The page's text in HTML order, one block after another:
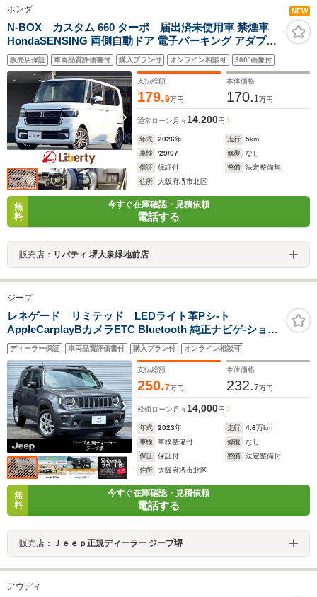
ホンダ NEW
N-BOX カスタム 660 ターボ 届出済未使用車 禁煙車
HondaSENSING 両側自動ドア 電子パーキング アダプテ
ィブクルーズコントロール 革巻きステアリング パドルシ
フト LEDヘッドライト スマートキー プッシュスタート
純正アルミホイール
販売店保証 車両品質評価書付 購入プラン付 オンライン相談可 360°画像付
支払総額
179.9万円
本体価格
170. 1万円
通常ローン 月々 14,200円
年式 2026年 走行 5km
車検
'29/07 修復
なし
保証
保証付 整備
法定整備無
住所
大阪府堺市北区
無
料
今すぐ在庫確認・見積依頼
電話する
販売店： リバティ 堺大泉緑地前店
ジープ
レネゲード リミテッド LEDライト革Pシ-ト
AppleCarplayBカメラETC Bluetooth 純正ナビゲ-ション
前面衝突警報 障害物センサー アダプティブクルーズコン
トロ-ル シ-トヒ-タ- リアトラフィックモニタ- レーンキー
プアシスト 認定中古車保証
ディーラー保証 車両品質評価書付 購入プラン付 オンライン相談可
支払総額
250.7万円
本体価格
232.7万円
残価ローン 月々 14,000円
年式 2023年 走行 4.6万km
車検
車検整備付 修復
なし
保証
保証付 整備
法定整備付
住所
大阪府堺市北区
無
料
今すぐ在庫確認・見積依頼
電話する
販売店： Ｊｅｅｐ正規ディーラー ジープ堺
アウディ